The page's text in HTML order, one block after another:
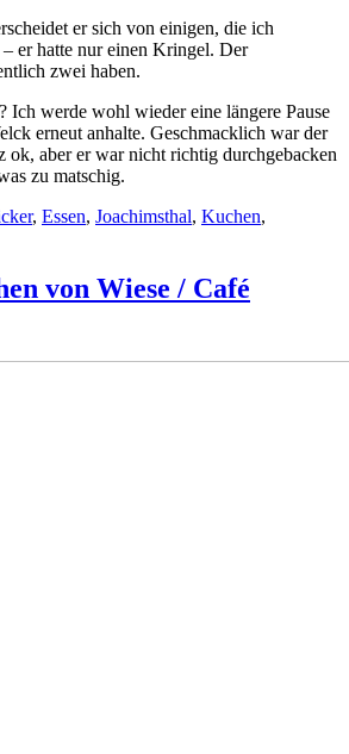
er sich von einigen, die ich
er hatte nur einen Kringel. Der
zwei haben.
Ich werde wohl wieder eine längere Pause
erneut anhalte. Geschmacklich war der
ok, aber er war nicht richtig durchgebacken
zu matschig.
, Essen, Joachimsthal, Kuchen,
von Wiese / Café